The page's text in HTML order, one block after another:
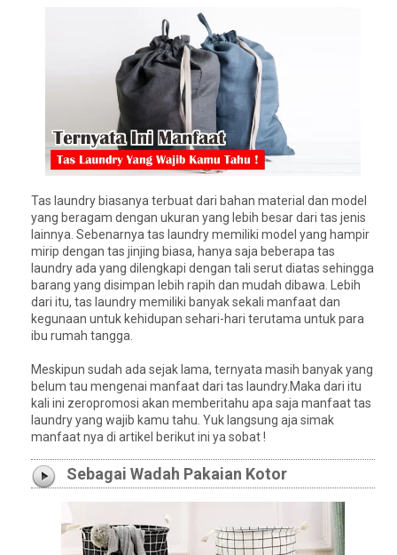
Tas laundry biasanya terbuat dari bahan material dan model
yang beragam dengan ukuran yang lebih besar dari tas jenis
lainnya. Sebenarnya tas laundry memiliki model yang hampir
mirip dengan tas jinjing biasa, hanya saja beberapa tas
laundry ada yang dilengkapi dengan tali serut diatas sehingga
barang yang disimpan lebih rapih dan mudah dibawa. Lebih
dari itu, tas laundry memiliki banyak sekali manfaat dan
kegunaan untuk kehidupan sehari-hari terutama untuk para
ibu rumah tangga.
Meskipun sudah ada sejak lama, ternyata masih banyak yang
belum tau mengenai manfaat dari tas laundry.Maka dari itu
kali ini zeropromosi akan memberitahu apa saja manfaat tas
laundry yang wajib kamu tahu. Yuk langsung aja simak
manfaat nya di artikel berikut ini ya sobat !
Sebagai Wadah Pakaian Kotor